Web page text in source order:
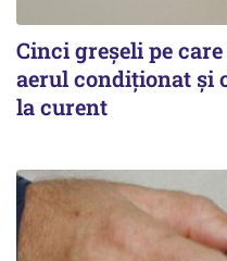
Cinci greșeli pe
aerul condiționat și
la curent